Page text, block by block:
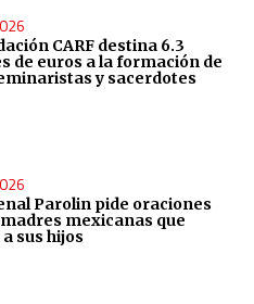
CARF destina 6.3
de euros a la formación de
y sacerdotes
Parolin pide oraciones
mexicanas que
sus hijos